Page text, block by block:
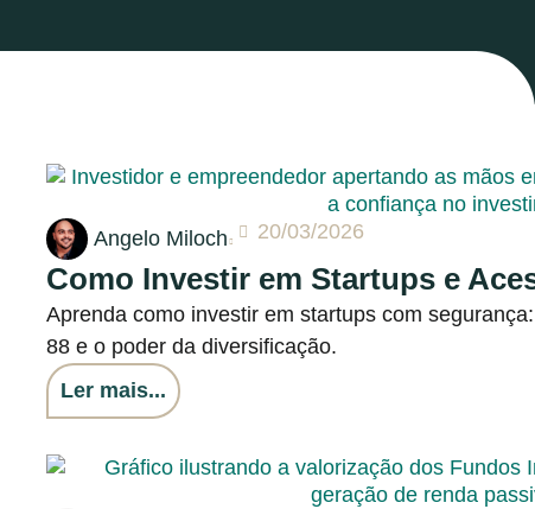
Angelo Miloch 20/03/2026
Como Investir em Startups e
Aprenda como investir em startups com
88 e o poder da diversificação.
Ler mais...